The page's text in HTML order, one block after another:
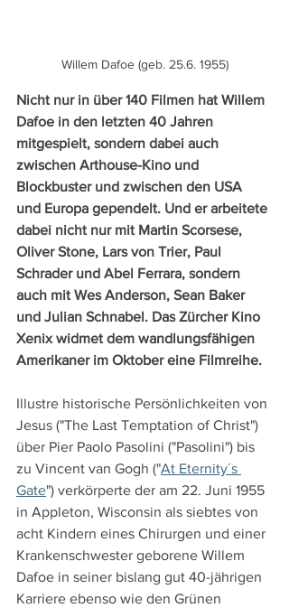
Willem Dafoe (geb. 25.6. 1955)
Nicht nur in über 140 Filmen hat Willem
Dafoe in den letzten 40 Jahren
mitgespielt, sondern dabei auch
zwischen Arthouse-Kino und
Blockbuster und zwischen den USA
und Europa gependelt. Und er arbeitete
dabei nicht nur mit Martin Scorsese,
Oliver Stone, Lars von Trier, Paul
Schrader und Abel Ferrara, sondern
auch mit Wes Anderson, Sean Baker
und Julian Schnabel. Das Zürcher Kino
Xenix widmet dem wandlungsfähigen
Amerikaner im Oktober eine Filmreihe.
Illustre historische Persönlichkeiten von
Jesus ("The Last Temptation of Christ")
über Pier Paolo Pasolini ("Pasolini") bis
zu Vincent van Gogh ("At Eternity´s
Gate") verkörperte der am 22. Juni 1955
in Appleton, Wisconsin als siebtes von
acht Kindern eines Chirurgen und einer
Krankenschwester geborene Willem
Dafoe in seiner bislang gut 40-jährigen
Karriere ebenso wie den Grünen